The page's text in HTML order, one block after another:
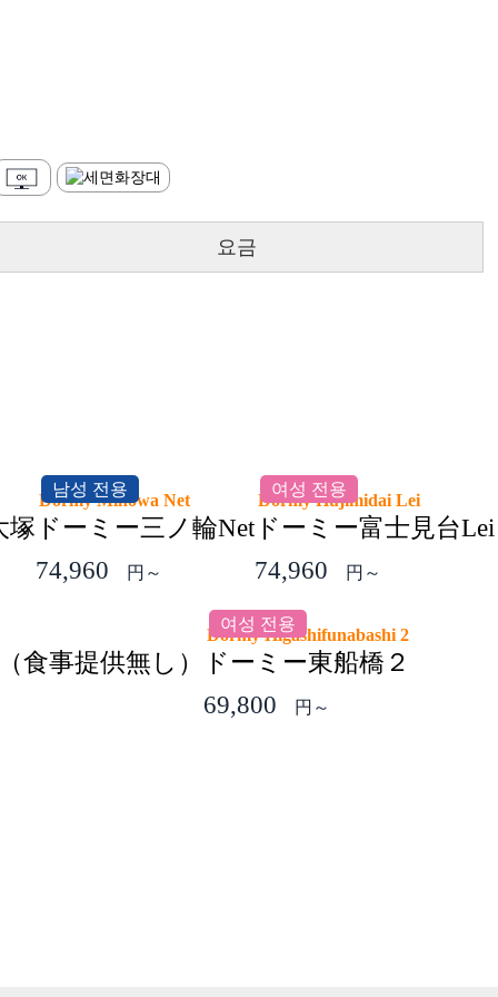
요금
塚
남성 전용
Dormy Minowa Net
ドーミー三ノ輪Net
74,960
円～
여성 전용
Dormy Hujimidai Lei
ドーミー富士見台Lei
74,960
円～
食事提供無し）
여성 전용
Dormy Higashifunabashi 2
ドーミー東船橋２
69,800
円～